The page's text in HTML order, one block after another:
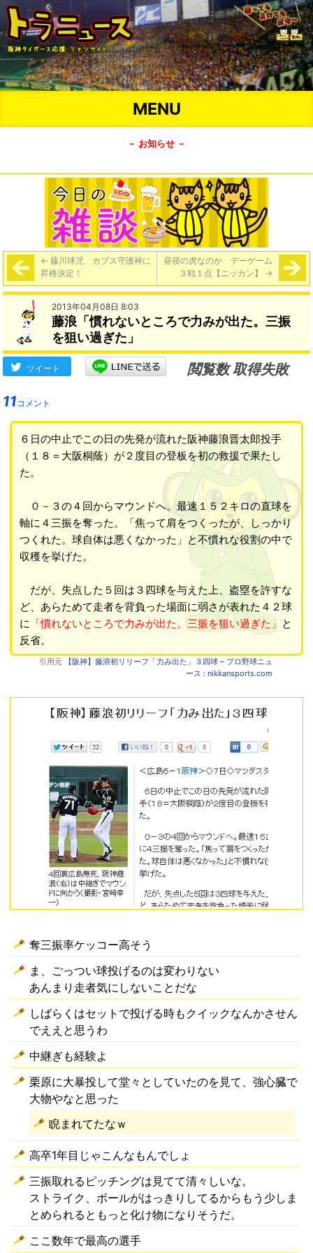
MENU
－ お知らせ －
← 藤川球児、カブス守護神に
昇格決定！
昼寝の虎なのか デーゲーム
３戦１点【ニッカン】 →
2013年04月08日 8:03
藤浪「慣れないところで力みが出た。三振
を狙い過ぎた」
ツイート
閲覧数 取得失敗
11コメント
６日の中止でこの日の先発が流れた阪神藤浪晋太郎投手
（１８＝大阪桐蔭）が２度目の登板を初の救援で果たし
た。
０－３の４回からマウンドへ。最速１５２キロの直球を
軸に４三振を奪った。「焦って肩をつくったが、しっかり
つくれた。球自体は悪くなかった」と不慣れな役割の中で
収穫を挙げた。
だが、失点した５回は３四球を与えた上、盗塁を許すな
ど、あらためて走者を背負った場面に弱さが表れた４２球
に 「慣れないところで力みが出た。三振を狙い過ぎた」 と
反省。
引用元
【阪神】藤浪初リリーフ「力み出た」３四球 – プロ野球ニュ
ース : nikkansports.com
奪三振率ケッコー高そう
ま、ごっつい球投げるのは変わりない
あんまり走者気にしないことだな
しばらくはセットで投げる時もクイックなんかさせん
でええと思うわ
中継ぎも経験よ
栗原に大暴投して堂々としていたのを見て、強心臓で
大物やなと思った
睨まれてたなｗ
高卒1年目じゃこんなもんでしょ
三振取れるピッチングは見てて清々しいな。
ストライク、ボールがはっきりしてるからもう少しま
とめられるともっと化け物になりそうだ。
ここ数年で最高の選手